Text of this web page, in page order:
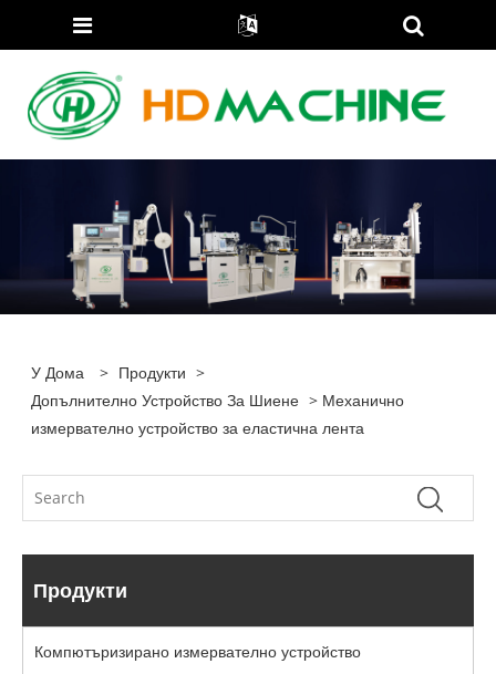
У Дома > Продукти >
Допълнително Устройство За Шиене > Механично
измервателно устройство за еластична лента
Продукти
Компютъризирано измервателно устройство